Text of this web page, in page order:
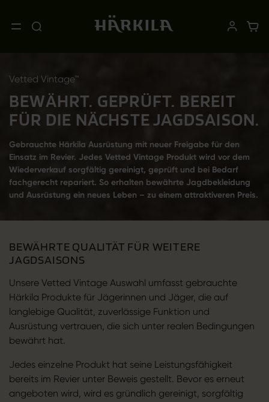
Vetted Vintage™
BEWÄHRT. GEPRÜFT. BEREIT
FÜR DIE NÄCHSTE JAGDSAISON.
Gebrauchte Härkila Ausrüstung mit neuer Freigabe für den
Einsatz im Revier. Jedes Vetted Vintage Produkt wird vor dem
Wiederverkauf sorgfältig gereinigt, geprüft und bei Bedarf
fachgerecht repariert. So erhalten bewährte Jagdbekleidung
und Ausrüstung ein neues Leben – zu einem attraktiveren Preis.
BEWÄHRTE QUALITÄT FÜR WEITERE
JAGDSAISONS
Unsere Vetted Vintage Auswahl umfasst gebrauchte
Härkila Produkte für Jägerinnen und Jäger, die auf
langlebige Qualität, zuverlässige Funktion und
Ausrüstung vertrauen, die sich unter realen Bedingungen
bewährt hat.
Jedes einzelne Produkt hat seine Leistungsfähigkeit
bereits im Revier unter Beweis gestellt. Bevor es erneut
angeboten wird, wird es gründlich gereinigt, sorgfältig